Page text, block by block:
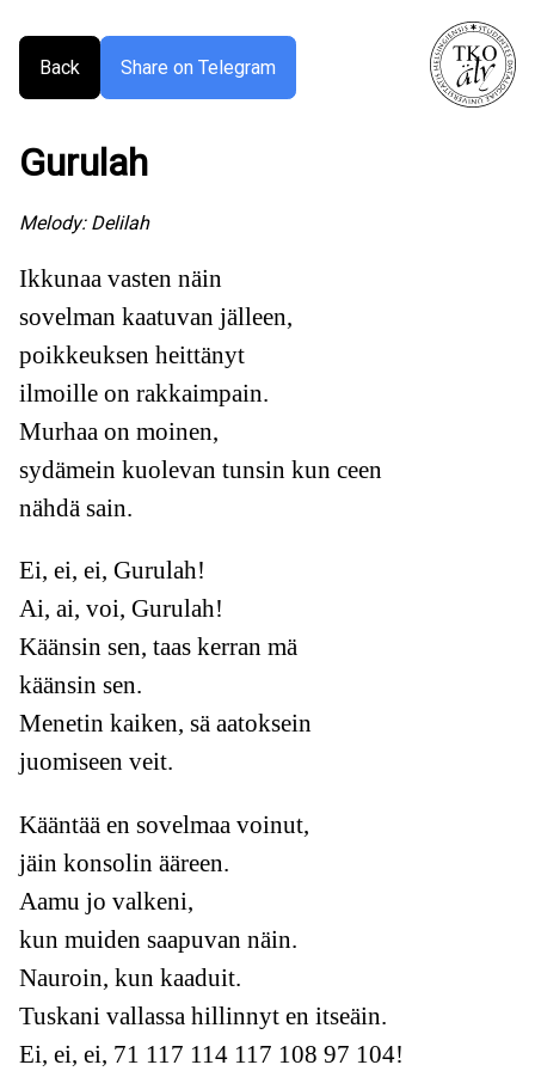
Back Share on Telegram
Gurulah
Melody: Delilah
Ikkunaa vasten näin
sovelman kaatuvan jälleen,
poikkeuksen heittänyt
ilmoille on rakkaimpain.
Murhaa on moinen,
sydämein kuolevan tunsin kun ceen
nähdä sain.
Ei, ei, ei, Gurulah!
Ai, ai, voi, Gurulah!
Käänsin sen, taas kerran mä
käänsin sen.
Menetin kaiken, sä aatoksein
juomiseen veit.
Kääntää en sovelmaa voinut,
jäin konsolin ääreen.
Aamu jo valkeni,
kun muiden saapuvan näin.
Nauroin, kun kaaduit.
Tuskani vallassa hillinnyt en itseäin.
Ei, ei, ei, 71 117 114 117 108 97 104!